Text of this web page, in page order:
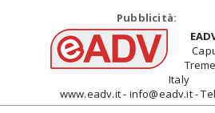
Pubblicità:
Italy
www.eadv.it - info@eadv.it -